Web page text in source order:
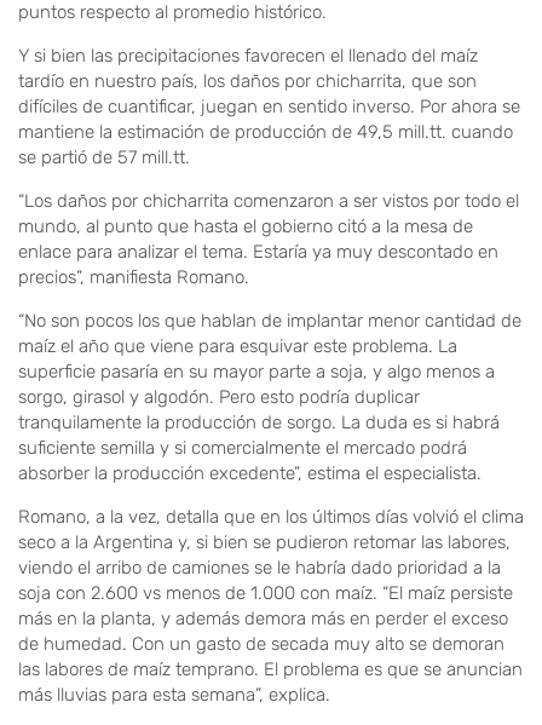
puntos respecto al promedio histórico.
Y si bien las precipitaciones favorecen el llenado del maíz
tardío en nuestro país, los daños por chicharrita, que son
difíciles de cuantificar, juegan en sentido inverso. Por ahora se
mantiene la estimación de producción de 49,5 mill.tt. cuando
se partió de 57 mill.tt.
“Los daños por chicharrita comenzaron a ser vistos por todo el
mundo, al punto que hasta el gobierno citó a la mesa de
enlace para analizar el tema. Estaría ya muy descontado en
precios”, manifiesta Romano.
“No son pocos los que hablan de implantar menor cantidad de
maíz el año que viene para esquivar este problema. La
superficie pasaría en su mayor parte a soja, y algo menos a
sorgo, girasol y algodón. Pero esto podría duplicar
tranquilamente la producción de sorgo. La duda es si habrá
suficiente semilla y si comercialmente el mercado podrá
absorber la producción excedente”, estima el especialista.
Romano, a la vez, detalla que en los últimos días volvió el clima
seco a la Argentina y, si bien se pudieron retomar las labores,
viendo el arribo de camiones se le habría dado prioridad a la
soja con 2.600 vs menos de 1.000 con maíz. “El maíz persiste
más en la planta, y además demora más en perder el exceso
de humedad. Con un gasto de secada muy alto se demoran
las labores de maíz temprano. El problema es que se anuncian
más lluvias para esta semana”, explica.